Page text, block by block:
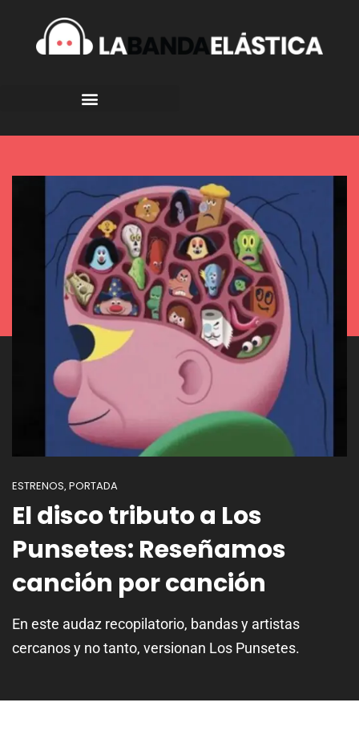
ESTRENOS, PORTADA
El disco tributo a Los
Punsetes: Reseñamos
canción por canción
En este audaz recopilatorio, bandas y artistas
cercanos y no tanto, versionan Los Punsetes.